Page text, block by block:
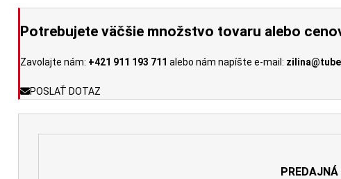
Potrebujete väčšie množstvo tovaru alebo
Zavolajte nám: +421 911 193 711 alebo nám napíšte e-mail:
POSLAŤ DOTAZ
PREDAJNÁ